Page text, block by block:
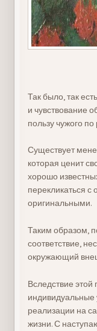
Так было, так
и чувствование
пользу чужого
Существует
которая ценит
хорошо
перекликаться
оригинальными.
Таким образом,
соответствие,
окружающий
Вследствие этой
индивидуальные
реализации на
жизни. С